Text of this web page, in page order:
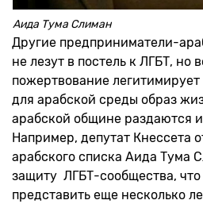
Аида Тума Слиман
Другие предприниматели-
не лезут в постель к ЛГБТ, но
пожертвование
для арабской среды образ
арабской общине раздаются
Например, депутат Кнессета
арабского списка Аида Тума
защиту ЛГБТ-сообщества,
представить еще несколько